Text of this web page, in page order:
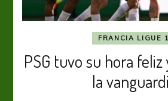
FRANCIA LIGUE 1
PSG tuvo su hora feliz
la